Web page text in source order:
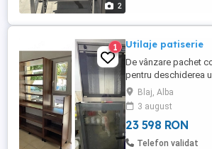
2
1 Utilaje patiserie
De vânzare pachet
pentru deschiderea
domeniul patiseriei și
conține: -1 cuptor
dospitor MEC -1
GGM Gastro -1
(frigider sus
Blaj, Alba
3 august
23 598 RON
Telefon validat